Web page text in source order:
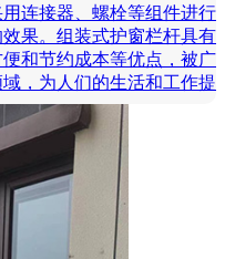
连接器、螺栓等组件进行
果。组装式护窗栏杆具有
和节约成本等优点，被广
，为人们的生活和工作提